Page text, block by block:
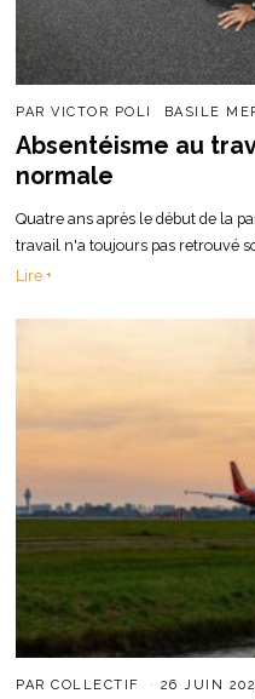
PARVICTOR POLI BASILE
Absentéisme au
normale
Quatre ans après le début de la
travail n'a toujours pas retrouvé
Lire +
PARCOLLECTIF 26 JUIN